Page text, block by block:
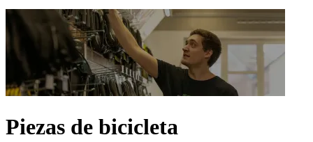
Piezas de bicicleta